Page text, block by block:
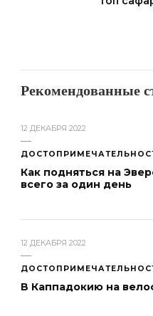
Рекомендованные
12 ДЕКАБРЯ 2022
Как подняться на
всего за один день
12 ДЕКАБРЯ 2022
В Каппадокию на